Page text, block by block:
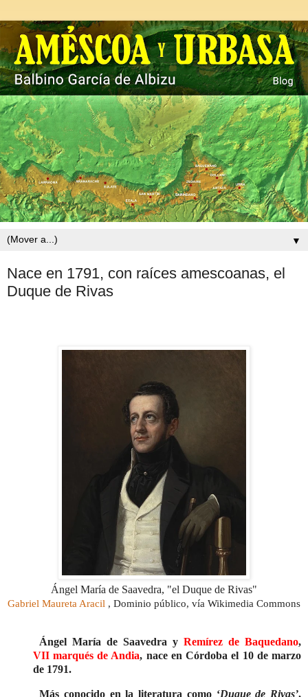
▼
Nace en 1791, con raíces amescoanas, el
Duque de Rivas
Ángel María de Saavedra, "el Duque de Rivas"
Gabriel Maureta Aracil , Dominio público, vía Wikimedia Commons
Ángel María de Saavedra yRemírez de Baquedano,
VII marqués de Andia, nace en Córdoba el 10 de marzo
de 1791.
Más conocido en la literatura como ‘Duque de Rivas’,